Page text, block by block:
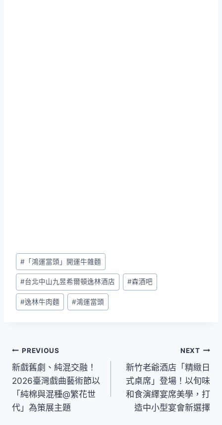
Post
Tags:
# 「鴻運當頭」開運牛雜麵
#台北中山九昱希爾頓逸林酒店 #森酒吧
#逸林牛肉麵 #鴻運當頭
文
章
導
覽
PREVIOUS
新戲舊劇、純混交融！
2026臺灣戲曲藝術節以
「純棉與混種@繁花世
代」為策展主題
NEXT
新竹老爺酒店「精緻日
式桌席」登場！以旬味
和食演繹宴席美學，打
造中小型宴會新選擇